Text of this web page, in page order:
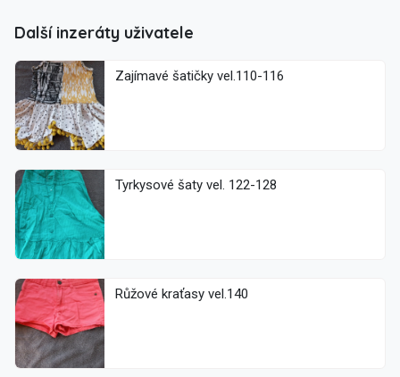
Další inzeráty uživatele
Zajímavé šatičky vel.110-116
Tyrkysové šaty vel. 122-128
Růžové kraťasy vel.140